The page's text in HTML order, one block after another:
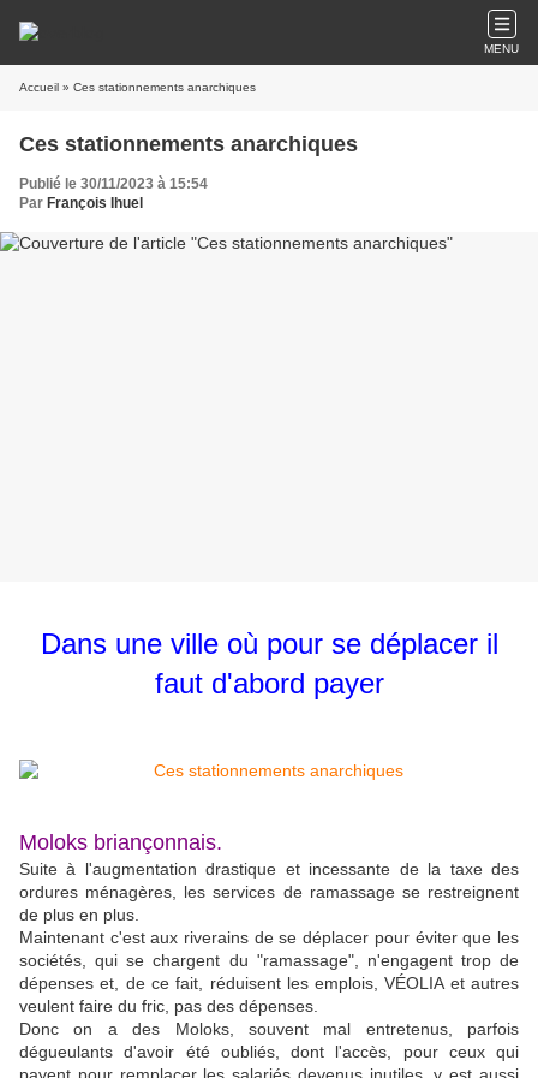
MENU
Accueil » Ces stationnements anarchiques
Ces stationnements anarchiques
Publié le 30/11/2023 à 15:54
Par François Ihuel
Dans une ville où pour se déplacer il
faut d'abord payer
Moloks briançonnais.
Suite à l'augmentation drastique et incessante de la taxe des
ordures ménagères, les services de ramassage se restreignent
de plus en plus.
Maintenant c'est aux riverains de se déplacer pour éviter que les
sociétés, qui se chargent du "ramassage", n'engagent trop de
dépenses et, de ce fait, réduisent les emplois, VÉOLIA et autres
veulent faire du fric, pas des dépenses.
Donc on a des Moloks, souvent mal entretenus, parfois
dégueulants d'avoir été oubliés, dont l'accès, pour ceux qui